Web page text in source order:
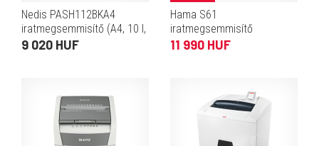
Nedis PASH112BKA4
iratmegsemmisítő (A4, 10 l,
DIN P-2, 6 mm csík, fekete)
9 020 HUF
Hama S61
iratmegsemmisítő
11 990 HUF